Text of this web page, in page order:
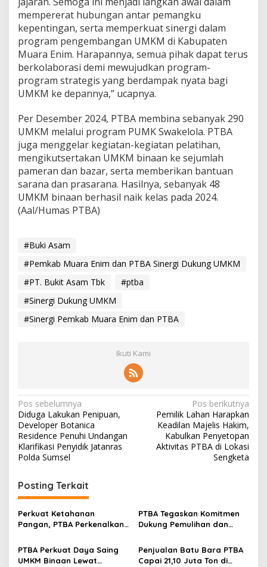
mempererat hubungan antar pemangku
kepentingan, serta memperkuat sinergi dalam
program pengembangan UMKM di Kabupaten
Muara Enim. Harapannya, semua pihak dapat terus
berkolaborasi demi mewujudkan program-
program strategis yang berdampak nyata bagi
UMKM ke depannya,” ucapnya.
Per Desember 2024, PTBA membina sebanyak 290
UMKM melalui program PUMK Swakelola. PTBA
juga menggelar kegiatan-kegiatan pelatihan,
mengikutsertakan UMKM binaan ke sejumlah
pameran dan bazar, serta memberikan bantuan
sarana dan prasarana. Hasilnya, sebanyak 48
UMKM binaan berhasil naik kelas pada 2024.
(Aal/Humas PTBA)
#Buki Asam
#Pemkab Muara Enim dan PTBA Sinergi Dukung UMKM
#PT. Bukit Asam Tbk
#ptba
#Sinergi Dukung UMKM
#Sinergi Pemkab Muara Enim dan PTBA
Ikuti Kami
N
a
v
i
a
s
i
o
Pos sebelumnya
Diduga Lakukan Penipuan,
Developer Botanica
Residence Penuhi Undangan
Klarifikasi Penyidik Jatanras
Polda Sumsel
Pos berikutnya
Pemilik Lahan Harapkan
Keadilan Majelis Hakim,
Kabulkan Penyetopan
Aktivitas PTBA di Lokasi
Sengketa
Posting Terkait
Perkuat Ketahanan
Pangan, PTBA Perkenalkan
Inagritech 2026
PTBA Tegaskan Komitmen
Dukung Pemulihan dan
Sungai
PTBA Perkuat Daya Saing
UMKM Binaan Lewat
Penjualan Batu Bara PTBA
Capai 21,10 Juta Ton di